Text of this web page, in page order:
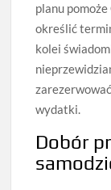
planu
określić
kolei
wydatki.
Dobór